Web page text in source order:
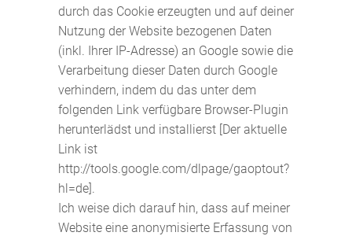
durch das Cookie erzeugten und auf deiner
Nutzung der Website bezogenen Daten
(inkl. Ihrer IP-Adresse) an Google sowie die
Verarbeitung dieser Daten durch Google
verhindern, indem du das unter dem
folgenden Link verfügbare Browser-Plugin
herunterlädst und installierst [Der aktuelle
Link ist
http://tools.google.com/dlpage/gaoptout?
hl=de].
Ich weise dich darauf hin, dass auf meiner
Website eine anonymisierte Erfassung von